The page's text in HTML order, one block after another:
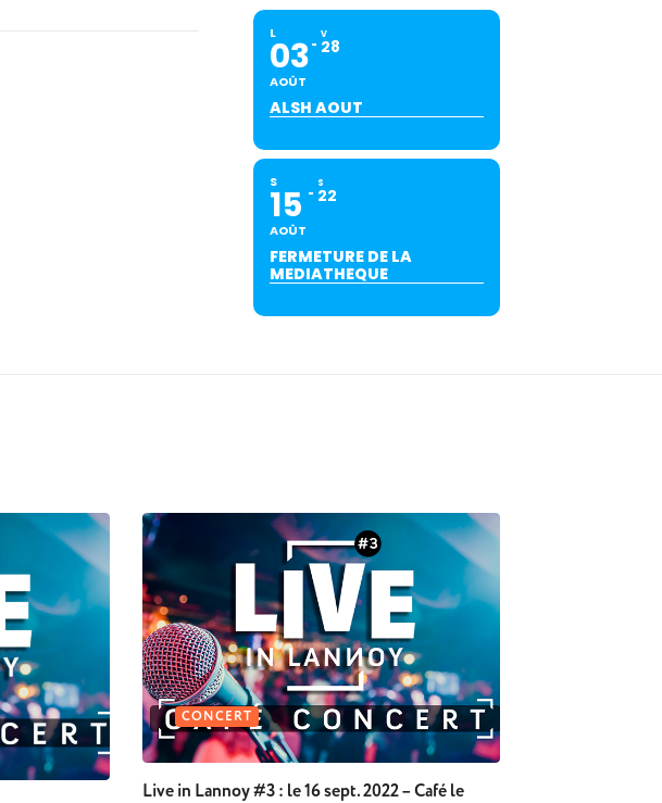
L
03
AOÛT
V
28
ALSH AOUT
S
15
AOÛT
S
22
FERMETURE DE LA
MEDIATHEQUE
CONCERT
Live in Lannoy #3 : le 16 sept. 2022 – Café le